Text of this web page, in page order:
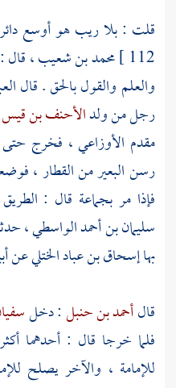
قلت : بلا ريب هو أوسع
112 ] محمد بن شعيب، قال
والعلم والقول بالحق . قال
رجل من ولدالأحنف بن قيس
مقدم الأوزاعي، فخرج حتى
رسن البعير من القطار ،
فإذا مر بجماعة قال :
سليمان بن أحمد الواسطي،
بهاإسحاق بن عباد الختليعن
قالأحمد بن حنبل: دخل
فلما خرجا قال : أحدهما
للإمامة ، والآخر يصلح